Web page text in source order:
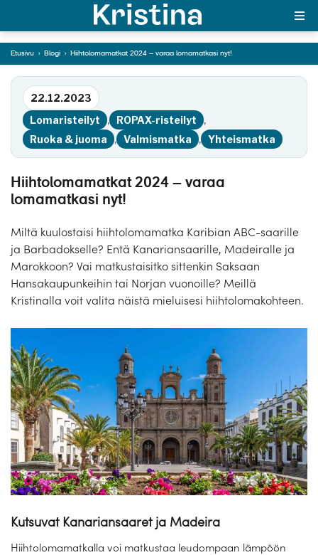
MAJAKKA-portaali
Äkkilähdöt
Kohteet
Matkatyypit
Matkakalenteri
Laivat
Hyvä tietää
Meistä
– varaa lomamatkasi
nyt!
Siirry tekstiin
Etusivu › Blogi › Hiihtolomamatkat 2024 – varaa lomamatkasi nyt!
22.12.2023
Lomaristeilyt
, ROPAX-risteilyt
,
Ruoka & juoma
, Valmismatka , Yhteismatka
Hiihtolomamatkat 2024 – varaa
lomamatkasi nyt!
Miltä kuulostaisi hiihtolomamatka Karibian ABC-saarille
ja Barbadokselle? Entä Kanariansaarille, Madeiralle ja
Marokkoon? Vai matkustaisitko sittenkin Saksaan
Hansakaupunkeihin tai Norjan vuonoille? Meillä
Kristinalla voit valita näistä mieluisesi hiihtolomakohteen.
Kutsuvat Kanariansaaret ja Madeira
Hiihtolomamatkalla voi matkustaa leudompaan lämpöön